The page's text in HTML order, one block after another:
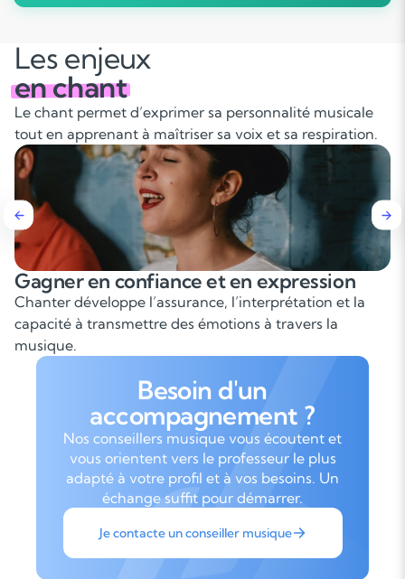
Les enjeux
en chant
Le chant permet d’exprimer sa personnalité musicale
tout en apprenant à maîtriser sa voix et sa respiration.
en confiance et en expression
développe l’assurance, l’interprétation et la
à transmettre des émotions à travers la
Besoin d'un
accompagnement ?
Nos conseillers musique vous écoutent et
vous orientent vers le professeur le plus
adapté à votre profil et à vos besoins. Un
échange suffit pour démarrer.
Je contacte un conseiller musique